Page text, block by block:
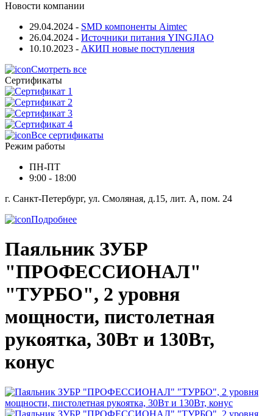
Новости компании
29.04.2024 - SMD компоненты Aimtec
26.04.2024 - Источники питания YINGJIAO
10.10.2023 - АКИП новые поступления
Смотреть все
Сертификаты
Все сертификаты
Режим работы
ПН-ПТ
9:00 - 18:00
г. Санкт-Петербург, ул. Смоляная, д.15, лит. А, пом. 24
Подробнее
Паяльник ЗУБР
"ПРОФЕССИОНАЛ"
"ТУРБО", 2 уровня
мощности, пистолетная
рукоятка, 30Вт и 130Вт,
конус